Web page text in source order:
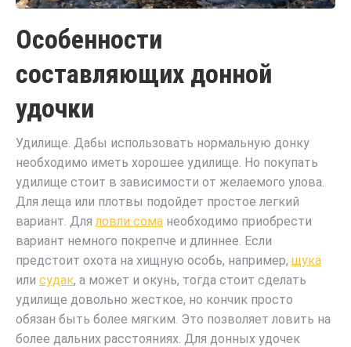
Особенности
составляющих донной
удочки
Удилище. Дабы использовать нормальную донку
необходимо иметь хорошее удилище. Но покупать
удилище стоит в зависимости от желаемого улова.
Для леща или плотвы подойдет простое легкий
вариант. Для ловли сома необходимо приобрести
вариант немного покрепче и длиннее. Если
предстоит охота на хищную особь, например, щука
или судак, а может и окунь, тогда стоит сделать
удилище довольно жесткое, но кончик просто
обязан быть более мягким. Это позволяет ловить на
более дальних расстояниях. Для донных удочек